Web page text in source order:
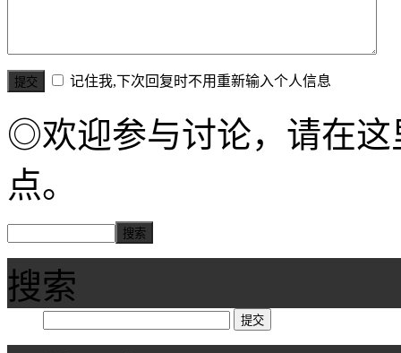
记住我,下次回复时不用重新输入个人信息
◎欢迎参与讨论，请在这
点。
搜索